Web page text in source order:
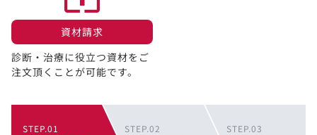
資材請求​
診断・治療に役立つ資材をご
注文頂くことが可能です。
STEP.01 STEP.02 STEP.03